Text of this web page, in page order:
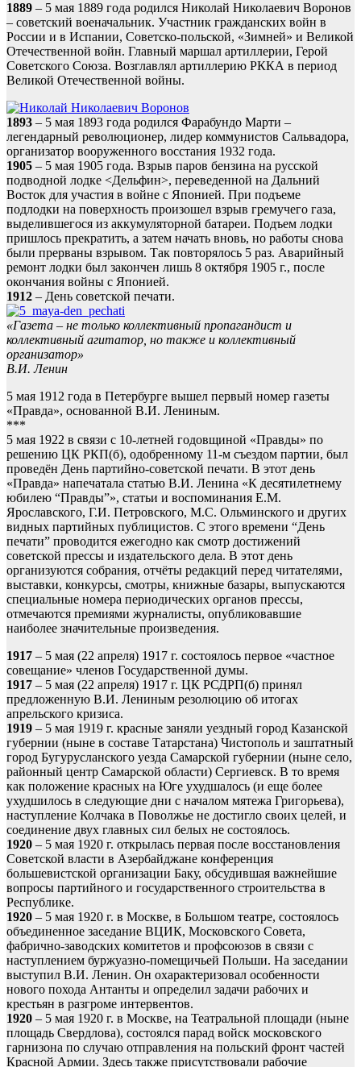
1889 – 5 мая 1889 года родился Николай Николаевич Воронов
– советский военачальник. Участник гражданских войн в
России и в Испании, Советско-польской, «Зимней» и Великой
Отечественной войн. Главный маршал артиллерии, Герой
Советского Союза. Возглавлял артиллерию РККА в период
Великой Отечественной войны.
1893 – 5 мая 1893 года родился Фарабундо Марти –
легендарный революционер, лидер коммунистов Сальвадора,
организатор вооруженного восстания 1932 года.
1905 – 5 мая 1905 года. Взрыв паров бензина на русской
подводной лодке <Дельфин>, переведенной на Дальний
Восток для участия в войне с Японией. При подъеме
подлодки на поверхность произошел взрыв гремучего газа,
выделившегося из аккумуляторной батареи. Подъем лодки
пришлось прекратить, а затем начать вновь, но работы снова
были прерваны взрывом. Так повторялось 5 раз. Аварийный
ремонт лодки был закончен лишь 8 октября 1905 г., после
окончания войны с Японией.
1912 – День советской печати.
«Газета – не только коллективный пропагандист и
коллективный агитатор, но также и коллективный
организатор»
В.И. Ленин
5 мая 1912 года в Петербурге вышел первый номер газеты
«Правда», основанной В.И. Лениным.
***
5 мая 1922 в связи с 10-летней годовщиной «Правды» по
решению ЦК РКП(б), одобренному 11-м съездом партии, был
проведён День партийно-советской печати. В этот день
«Правда» напечатала статью В.И. Ленина «К десятилетнему
юбилею “Правды”», статьи и воспоминания Е.М.
Ярославского, Г.И. Петровского, М.С. Ольминского и других
видных партийных публицистов. С этого времени “День
печати” проводится ежегодно как смотр достижений
советской прессы и издательского дела. В этот день
организуются собрания, отчёты редакций перед читателями,
выставки, конкурсы, смотры, книжные базары, выпускаются
специальные номера периодических органов прессы,
отмечаются премиями журналисты, опубликовавшие
наиболее значительные произведения.
1917 – 5 мая (22 апреля) 1917 г. состоялось первое «частное
совещание» членов Государственной думы.
1917 – 5 мая (22 апреля) 1917 г. ЦК РСДРП(б) принял
предложенную В.И. Лениным резолюцию об итогах
апрельского кризиса.
1919 – 5 мая 1919 г. красные заняли уездный город Казанской
губернии (ныне в составе Татарстана) Чистополь и заштатный
город Бугурусланского уезда Самарской губернии (ныне село,
районный центр Самарской области) Сергиевск. В то время
как положение красных на Юге ухудшалось (и еще более
ухудшилось в следующие дни с началом мятежа Григорьева),
наступление Колчака в Поволжье не достигло своих целей, и
соединение двух главных сил белых не состоялось.
1920 – 5 мая 1920 г. открылась первая после восстановления
Советской власти в Азербайджане конференция
большевистской организации Баку, обсудившая важнейшие
вопросы партийного и государственного строительства в
Республике.
1920 – 5 мая 1920 г. в Москве, в Большом театре, состоялось
объединенное заседание ВЦИК, Московского Совета,
фабрично-заводских комитетов и профсоюзов в связи с
наступлением буржуазно-помещичьей Польши. На заседании
выступил В.И. Ленин. Он охарактеризовал особенности
нового похода Антанты и определил задачи рабочих и
крестьян в разгроме интервентов.
1920 – 5 мая 1920 г. в Москве, на Театральной площади (ныне
площадь Свердлова), состоялся парад войск московского
гарнизона по случаю отправления на польский фронт частей
Красной Армии. Здесь также присутствовали рабочие